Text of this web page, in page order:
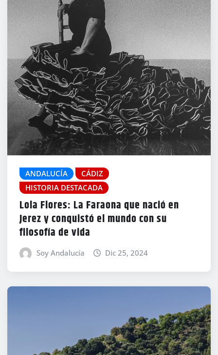
ANDALUCÍA
CÁDIZ
HISTORIA DESTACADA
Lola Flores: La Faraona que nació en
Jerez y conquistó el mundo con su
filosofía de vida
Soy Andalucía Dic 25, 2024